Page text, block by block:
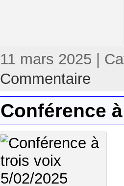
11 mars 2025 |
Commentaire
Conférence